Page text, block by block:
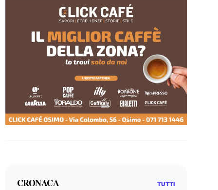
CRONACA TUTTI